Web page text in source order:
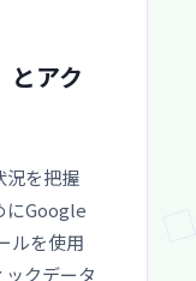
アク
況を把握
にGoogle
ルを使用
クデータ